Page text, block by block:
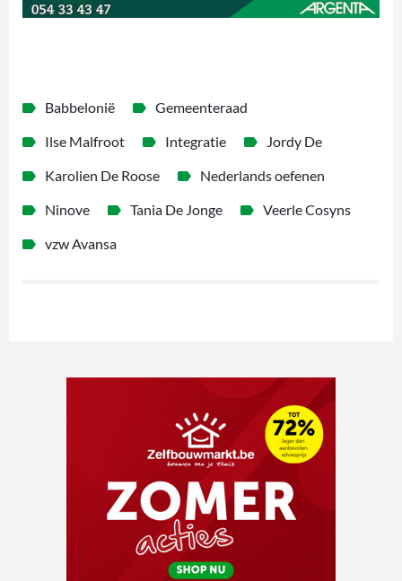
Babbelonië
Gemeenteraad
Ilse Malfroot
Integratie
Jordy De
Karolien De Roose
Nederlands oefenen
Ninove
Tania De Jonge
Veerle Cosyns
vzw Avansa